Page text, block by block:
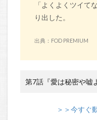
「よくよくツイて
り出した。
出典：FOD PREMIUM
第7話『愛は秘密や嘘
＞＞今すぐ